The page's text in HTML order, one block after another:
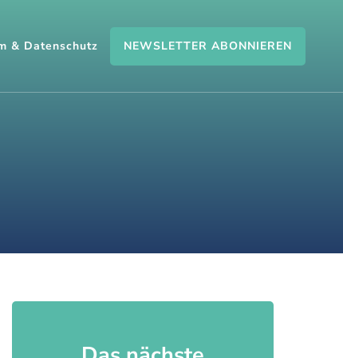
& Datenschutz NEWSLETTER ABONNIEREN